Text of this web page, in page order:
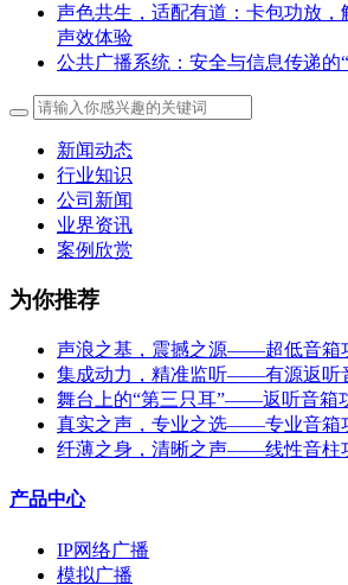
声色共生，适配有道：卡包功放，
声效体验
公共广播系统：安全与信息传递的
新闻动态
行业知识
公司新闻
业界资讯
案例欣赏
为你推荐
声浪之基，震撼之源——超低音箱
集成动力，精准监听——有源返听
舞台上的“第三只耳”——返听音箱
真实之声，专业之选——专业音箱
纤薄之身，清晰之声——线性音柱
产品中心
IP网络广播
模拟广播